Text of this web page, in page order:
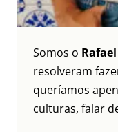
Somos o
resolveram
queríamos
culturas, falar